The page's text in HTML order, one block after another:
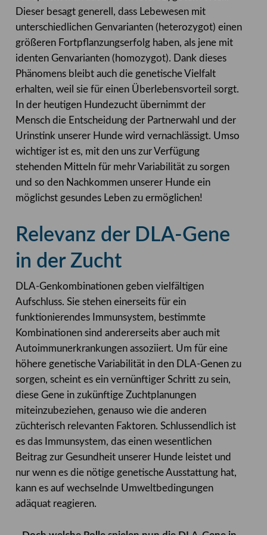
Dieser besagt generell, dass Lebewesen mit
unterschiedlichen Genvarianten (heterozygot) einen
größeren Fortpflanzungserfolg haben, als jene mit
identen Genvarianten (homozygot). Dank dieses
Phänomens bleibt auch die genetische Vielfalt
erhalten, weil sie für einen Überlebensvorteil sorgt.
In der heutigen Hundezucht übernimmt der
Mensch die Entscheidung der Partnerwahl und der
Urinstink unserer Hunde wird vernachlässigt. Umso
wichtiger ist es, mit den uns zur Verfügung
stehenden Mitteln für mehr Variabilität zu sorgen
und so den Nachkommen unserer Hunde ein
möglichst gesundes Leben zu ermöglichen!
Relevanz der DLA-Gene
in der Zucht
DLA-Genkombinationen geben vielfältigen
Aufschluss. Sie stehen einerseits für ein
funktionierendes Immunsystem, bestimmte
Kombinationen sind andererseits aber auch mit
Autoimmunerkrankungen assoziiert. Um für eine
höhere genetische Variabilität in den DLA-Genen zu
sorgen, scheint es ein vernünftiger Schritt zu sein,
diese Gene in zukünftige Zuchtplanungen
miteinzubeziehen, genauso wie die anderen
züchterisch relevanten Faktoren. Schlussendlich ist
es das Immunsystem, das einen wesentlichen
Beitrag zur Gesundheit unserer Hunde leistet und
nur wenn es die nötige genetische Ausstattung hat,
kann es auf wechselnde Umweltbedingungen
adäquat reagieren.